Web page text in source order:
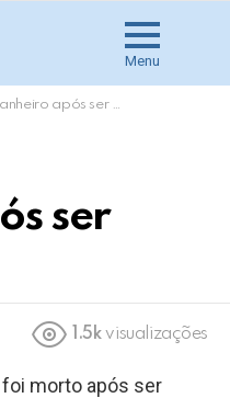
Menu
ser esfaqueada em Itu
ser
1.5k visualizações
morto após ser